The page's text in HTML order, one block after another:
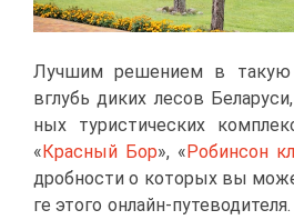
Луч­шим ре­ше­ни­ем в та­кую
вглубь ди­ких ле­сов
ных ту­ри­сти­че­ских
« Крас­ный Бор», « Ро­бин­сон
дроб­но­сти о ко­то­рых вы
ге это­го он­лайн-